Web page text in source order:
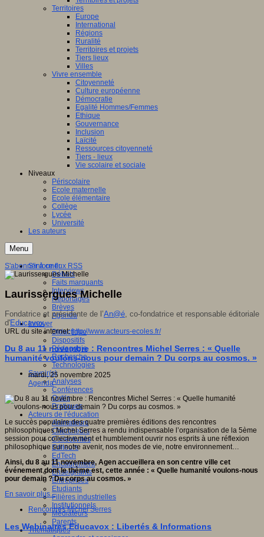
Territoires
Europe
International
Régions
Ruralité
Territoires et projets
Tiers lieux
Villes
Vivre ensemble
Citoyenneté
Culture européenne
Démocratie
Egalité Hommes/Femmes
Ethique
Gouvernance
Inclusion
Laïcité
Ressources citoyenneté
Tiers - lieux
Vie scolaire et sociale
Niveaux
Périscolaire
Ecole maternelle
Ecole élémentaire
Collège
Lycée
Université
Les auteurs
Menu
S'informer
Débats
Faits marquants
Interviews
Reportages
Brèves
Agenda
Innover
Didactique
Dispositifs
Pédagogie
Recherche
Technologies
Savoir(s)
Analyses
Conférences
Outils
Pratiques
Acteurs de l'éducation
Animateurs
Chercheurs
Collectivités
Editeurs
EdTech
Encadrement
Enseignants
Entreprises
Etudiants
Filières industrielles
Institutionnels
Médiateurs
Parents
Thématiques
S'abonner à ce flux RSS
Laurissergues Michelle
Fondatrice et présidente de l’An@é , co-fondatrice et responsable éditoriale
d'Educavox.
URL du site internet:http://www.acteurs-ecoles.fr/
Du 8 au 11 novembre : Rencontres Michel Serres : « Quelle
humanité voulons-nous pour demain ? Du corps au cosmos. »
mardi, 25 novembre 2025
Agenda
Le succès populaire des quatre premières éditions des rencontres
philosophiques Michel Serres a rendu indispensable l’organisation de la 5ème
session pour collectivement et humblement ouvrir nos esprits à une réflexion
philosophique sur notre avenir, nos modes de vie, notre environnement…
Ainsi, du 8 au 11 novembre, Agen accueillera en son centre ville cet
événement dont le thème est, cette année : « Quelle humanité voulons-nous
pour demain ? Du corps au cosmos. »
En savoir plus...
Rencontres Michel Serres
Les Webinaires Educavox : Libertés & Informations